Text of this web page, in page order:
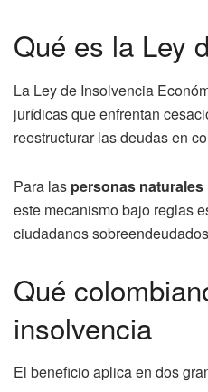
Qué es la Ley
La Ley de Insolvencia
jurídicas que enfrentan
reestructurar las deudas en
Para las personas
este mecanismo bajo reglas
ciudadanos
Qué
insolvencia
El beneficio aplica en dos